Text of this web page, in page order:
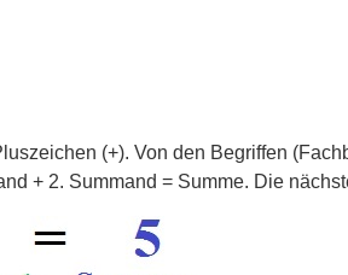
(+). Von den Begriffen
+ 2. Summand = Summe. Die